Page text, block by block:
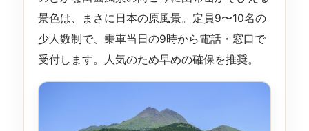
景色は、まさに日本の原風景。定員9〜10名の
少人数制で、乗車当日の9時から電話・窓口で
受付します。人気のため早めの確保を推奨。